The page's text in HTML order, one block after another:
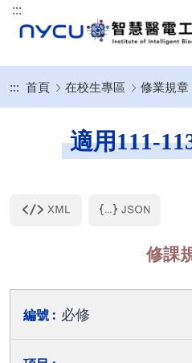
:::
::: 首頁 在校生專區 修業規章
適用111-
修課
必修